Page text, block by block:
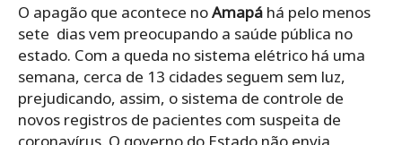
O apagão que acontece noAmapá há pelo menos
sete dias vem preocupando a saúde pública no
estado. Com a queda no sistema elétrico há uma
semana, cerca de 13 cidades seguem sem luz,
prejudicando, assim, o sistema de controle de
novos registros de pacientes com suspeita de
coronavírus. O governo do Estado não envia